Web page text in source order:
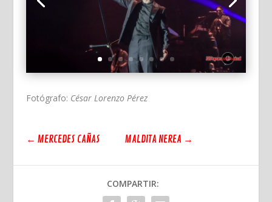
Fotógrafo: César Lorenzo Pérez
← MERCEDES CAÑAS MALDITA NEREA →
COMPARTIR: